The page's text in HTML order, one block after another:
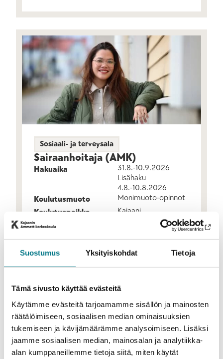
Suostumus Yksityiskohdat Tietoja
Tämä sivusto käyttää evästeitä
Käytämme evästeitä tarjoamamme sisällön ja mainosten
räätälöimiseen, sosiaalisen median ominaisuuksien
tukemiseen ja kävijämäärämme analysoimiseen. Lisäksi
jaamme sosiaalisen median, mainosalan ja analytiikka-
alan kumppaneillemme tietoja siitä, miten käytät
Sosiaali- ja terveysala
Sairaanhoitaja (AMK)
Hakuaika
31.8.-10.9.2026
Lisähaku
4.8.-10.8.2026
Koulutusmuoto
Monimuoto-opinnot
Koulutuspaikka
Kajaani
LISÄÄ TIETOA